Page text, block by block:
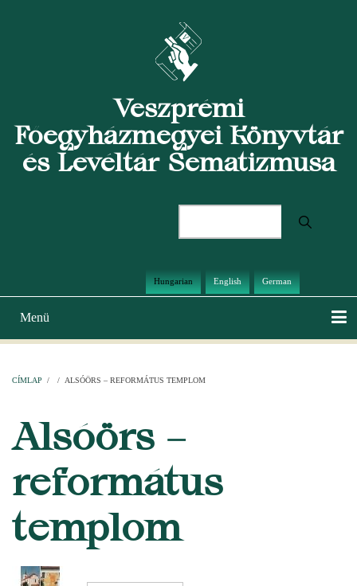
Veszprémi
Főegyházmegyei Könyvtár
és Levéltár Sematizmusa
Hungarian English German
Main
navigation
Menü
CÍMLAP / / ALSÓÖRS – REFORMÁTUS TEMPLOM
Alsóörs –
református
templom